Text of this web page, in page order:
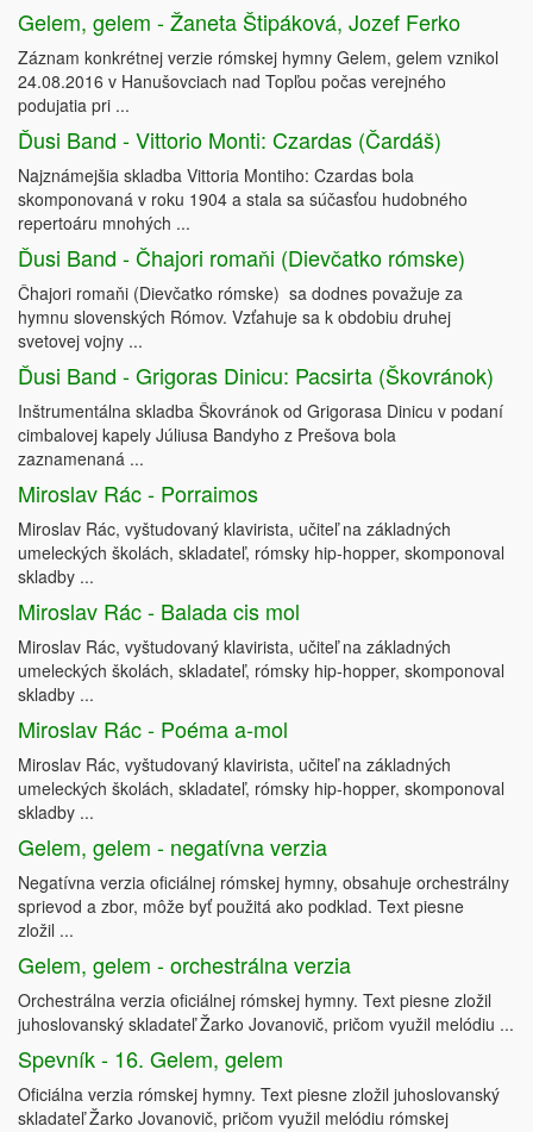
Gelem, gelem - Žaneta Štipáková, Jozef Ferko
Záznam konkrétnej verzie rómskej hymny Gelem, gelem vznikol
24.08.2016 v Hanušovciach nad Topľou počas verejného
podujatia pri ...
Ďusi Band - Vittorio Monti: Czardas (Čardáš)
Najznámejšia skladba Vittoria Montiho: Czardas bola
skomponovaná v roku 1904 a stala sa súčasťou hudobného
repertoáru mnohých ...
Ďusi Band - Čhajori romaňi (Dievčatko rómske)
Čhajori romaňi (Dievčatko rómske) sa dodnes považuje za
hymnu slovenských Rómov. Vzťahuje sa k obdobiu druhej
svetovej vojny ...
Ďusi Band - Grigoras Dinicu: Pacsirta (Škovránok)
Inštrumentálna skladba Škovránok od Grigorasa Dinicu v podaní
cimbalovej kapely Júliusa Bandyho z Prešova bola
zaznamenaná ...
Miroslav Rác - Porraimos
Miroslav Rác, vyštudovaný klavirista, učiteľ na základných
umeleckých školách, skladateľ, rómsky hip-hopper, skomponoval
skladby ...
Miroslav Rác - Balada cis mol
Miroslav Rác, vyštudovaný klavirista, učiteľ na základných
umeleckých školách, skladateľ, rómsky hip-hopper, skomponoval
skladby ...
Miroslav Rác - Poéma a-mol
Miroslav Rác, vyštudovaný klavirista, učiteľ na základných
umeleckých školách, skladateľ, rómsky hip-hopper, skomponoval
skladby ...
Gelem, gelem - negatívna verzia
Negatívna verzia oficiálnej rómskej hymny, obsahuje orchestrálny
sprievod a zbor, môže byť použitá ako podklad. Text piesne
zložil ...
Gelem, gelem - orchestrálna verzia
Orchestrálna verzia oficiálnej rómskej hymny. Text piesne zložil
juhoslovanský skladateľ Žarko Jovanovič, pričom využil melódiu ...
Spevník - 16. Gelem, gelem
Oficiálna verzia rómskej hymny. Text piesne zložil juhoslovanský
skladateľ Žarko Jovanovič, pričom využil melódiu rómskej